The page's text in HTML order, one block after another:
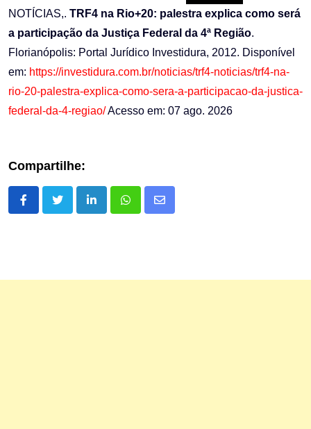
NOTÍCIAS,. TRF4 na Rio+20: palestra explica como será
a participação da Justiça Federal da 4ª Região.
Florianópolis: Portal Jurídico Investidura, 2012. Disponível
em: https://investidura.com.br/noticias/trf4-noticias/trf4-na-
rio-20-palestra-explica-como-sera-a-participacao-da-justica-
federal-da-4-regiao/Acesso em: 07 ago. 2026
Compartilhe:
LinkedInWhatsapp